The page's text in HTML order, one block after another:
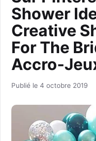
Shower
Creative
For The
Accro-
Publié le 4 octobre 2019